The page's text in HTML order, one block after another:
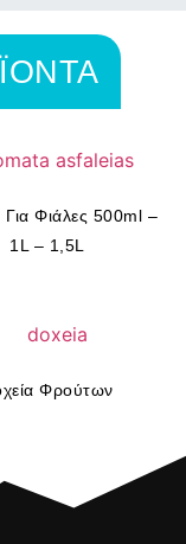
Φιάλες 500ml –
1L – 1,5L
Φρούτων